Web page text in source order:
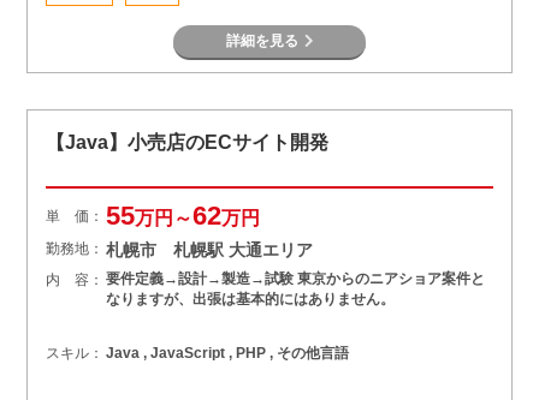
詳細を見る
【Java】小売店のECサイト開発
単 価： 55万円～62万円
勤務地： 札幌市 札幌駅 大通エリア
内 容： 要件定義→設計→製造→試験 東京からのニアショア案件と
なりますが、出張は基本的にはありません。
スキル： Java , JavaScript , PHP , その他言語